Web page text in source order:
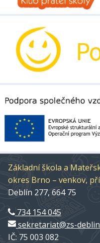
Základní škola a
okres Brno – venkov,
Deblín 277, 664 75
734 154 045
sekretariat@zs-
IČ: 75 003 082